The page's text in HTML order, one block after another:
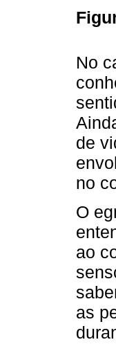
No
de
no
O
ao
as